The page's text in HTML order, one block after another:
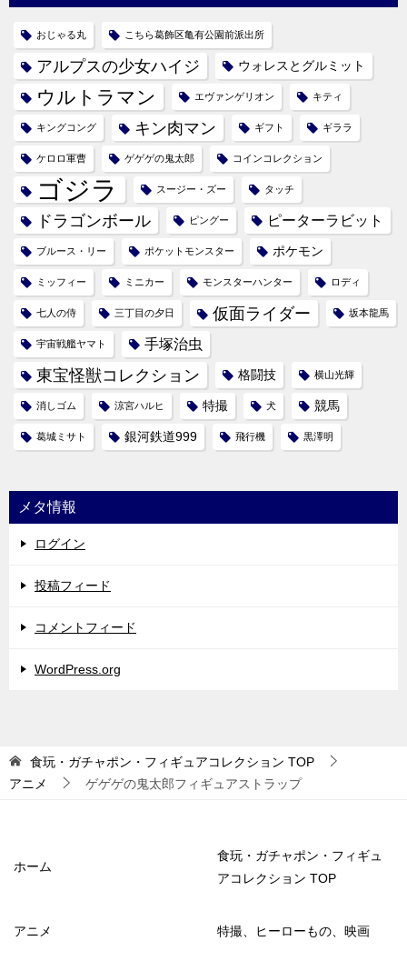
おじゃる丸 こちら葛飾区亀有公園前派出所
アルプスの少女ハイジ ウォレスとグルミット
ウルトラマン エヴァンゲリオン キティ
キングコング キン肉マン ギフト ギララ
ケロロ軍曹 ゲゲゲの鬼太郎 コインコレクション
ゴジラ スージー・ズー タッチ
ドラゴンボール ピングー ピーターラビット
ブルース・リー ポケットモンスター ポケモン
ミッフィー ミニカー モンスターハンター ロディ
七人の侍 三丁目の夕日 仮面ライダー 坂本龍馬
宇宙戦艦ヤマト 手塚治虫
東宝怪獣コレクション 格闘技 横山光輝
消しゴム 涼宮ハルヒ 特撮 犬 競馬
葛城ミサト 銀河鉄道999 飛行機 黒澤明
メタ情報
ログイン
投稿フィード
コメントフィード
WordPress.org
食玩・ガチャポン・フィギュアコレクション TOP
アニメ
ゲゲゲの鬼太郎フィギュアストラップ
ホーム
食玩・ガチャポン・フィギュ
アコレクション TOP
アニメ 特撮、ヒーローもの、映画